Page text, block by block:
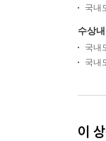
국내
수상
국내
국내
이